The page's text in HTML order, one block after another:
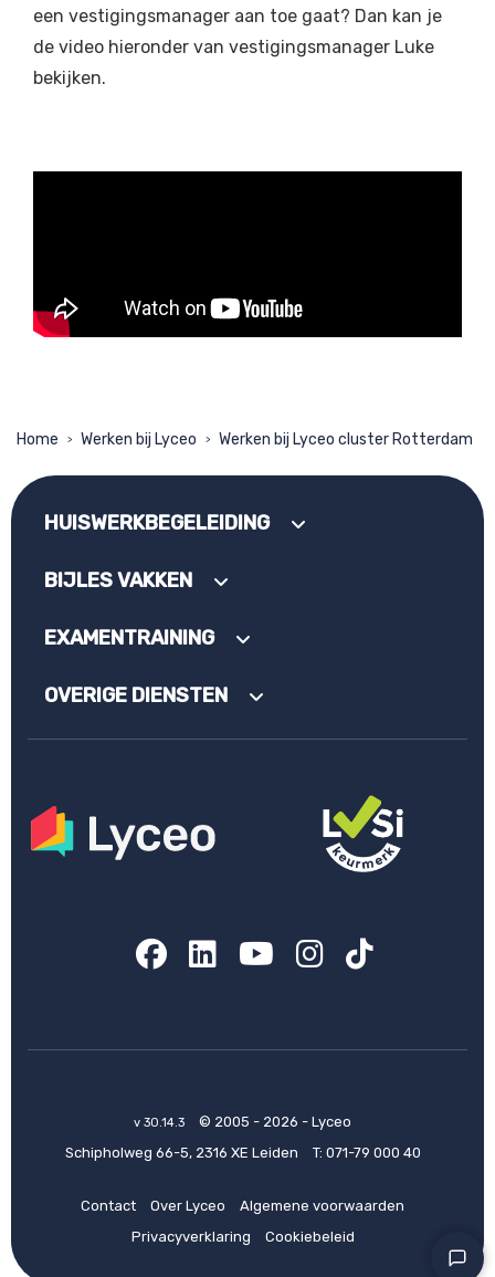
een vestigingsmanager aan toe gaat? Dan kan je
de video hieronder van vestigingsmanager Luke
bekijken.
Home > Werken bij Lyceo > Werken bij Lyceo cluster Rotterdam
HUISWERKBEGELEIDING
BIJLES VAKKEN
EXAMENTRAINING
OVERIGE DIENSTEN
Facebook
LinkedIn
YouTube
Instagram
TikTok
v 30.14.3
© 2005 - 2026 - Lyceo
Schipholweg 66-5, 2316 XE Leiden
T: 071-79 000 40
Contact Over Lyceo
Algemene voorwaarden
Privacyverklaring
Cookiebeleid